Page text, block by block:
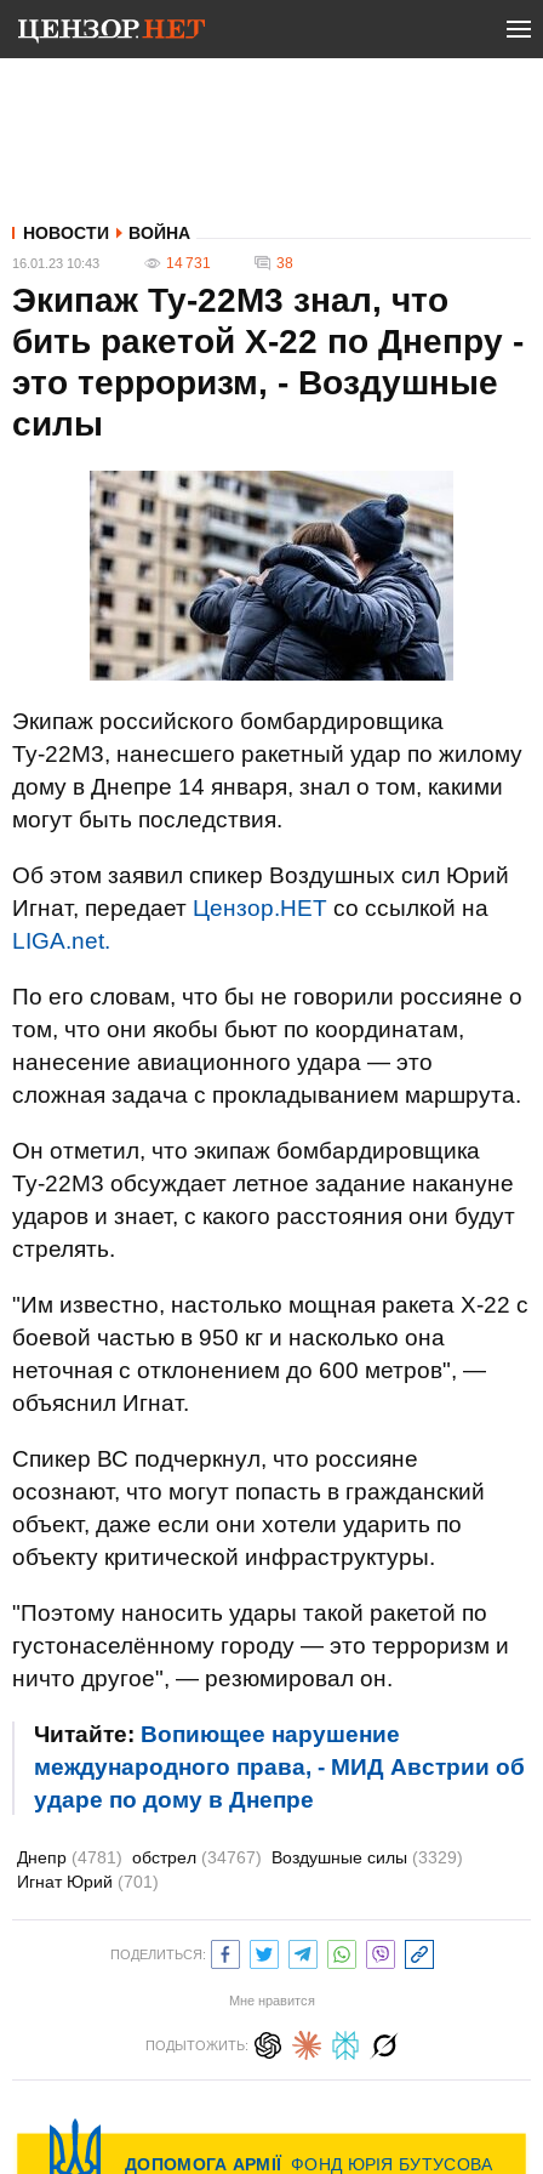
НОВОСТИ ВОЙНА
16.01.23 10:43 14 731 38
Экипаж Ту-22М3 знал, что
бить ракетой Х-22 по Днепру -
это терроризм, - Воздушные
силы
Экипаж российского бомбардировщика
Ту-22М3, нанесшего ракетный удар по жилому
дому в Днепре 14 января, знал о том, какими
могут быть последствия.
Об этом заявил спикер Воздушных сил Юрий
Игнат, передает Цензор.НЕТ со ссылкой на
LIGA.net.
По его словам, что бы не говорили россияне о
том, что они якобы бьют по координатам,
нанесение авиационного удара — это
сложная задача с прокладыванием маршрута.
Он отметил, что экипаж бомбардировщика
Ту-22М3 обсуждает летное задание накануне
ударов и знает, с какого расстояния они будут
стрелять.
"Им известно, настолько мощная ракета Х-22 c
боевой частью в 950 кг и насколько она
неточная с отклонением до 600 метров", —
объяснил Игнат.
Спикер ВС подчеркнул, что россияне
осознают, что могут попасть в гражданский
объект, даже если они хотели ударить по
объекту критической инфраструктуры.
"Поэтому наносить удары такой ракетой по
густонаселённому городу — это терроризм и
ничто другое", — резюмировал он.
Читайте: Вопиющее нарушение
международного права, - МИД Австрии об
ударе по дому в Днепре
Днепр (4781) обстрел (34767) Воздушные силы (3329)
Игнат Юрий (701)
ПОДЕЛИТЬСЯ:
Мне нравится
ПОДЫТОЖИТЬ: